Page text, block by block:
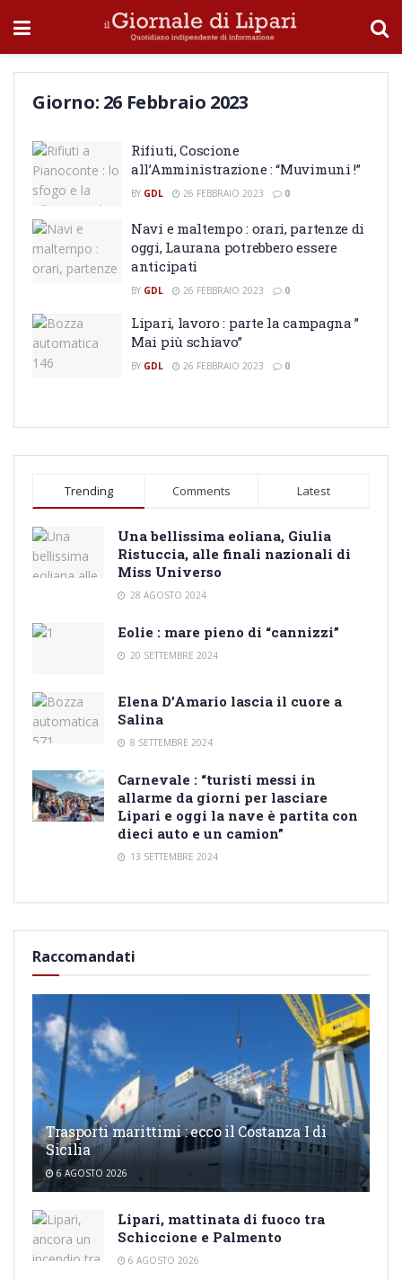
Giorno: 26 Febbraio 2023
Rifiuti, Coscione
all’Amministrazione : “Muvimuni !”
BY GDL 26 FEBBRAIO 2023 0
Navi e maltempo : orari, partenze di
oggi, Laurana potrebbero essere
anticipati
BY GDL 26 FEBBRAIO 2023 0
Lipari, lavoro : parte la campagna ”
Mai più schiavo”
BY GDL 26 FEBBRAIO 2023 0
Trending Comments Latest
Una bellissima eoliana, Giulia
Ristuccia, alle finali nazionali di
Miss Universo
28 AGOSTO 2024
Eolie : mare pieno di “cannizzi”
20 SETTEMBRE 2024
Elena D’Amario lascia il cuore a
Salina
8 SETTEMBRE 2024
Carnevale : “turisti messi in
allarme da giorni per lasciare
Lipari e oggi la nave è partita con
dieci auto e un camion”
13 SETTEMBRE 2024
Raccomandati
Trasporti marittimi : ecco il Costanza I di
Sicilia
6 AGOSTO 2026
Lipari, mattinata di fuoco tra
Schiccione e Palmento
6 AGOSTO 2026